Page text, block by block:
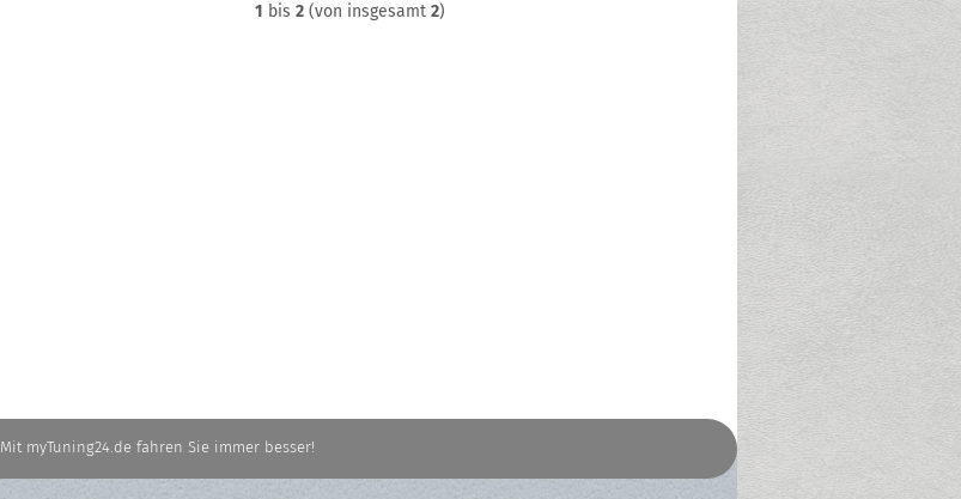
1 bis2 (von insgesamt2)
Mit myTuning24.de fahren Sie immer besser!